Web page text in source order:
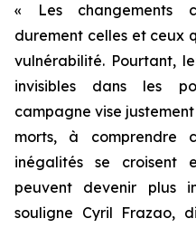
« Les changements
durement celles et ceux
vulnérabilité. Pourtant,
invisibles dans les
campagne vise
morts, à comprendre
inégalités se croisent
peuvent devenir plus
souligne Cyril Frazao,